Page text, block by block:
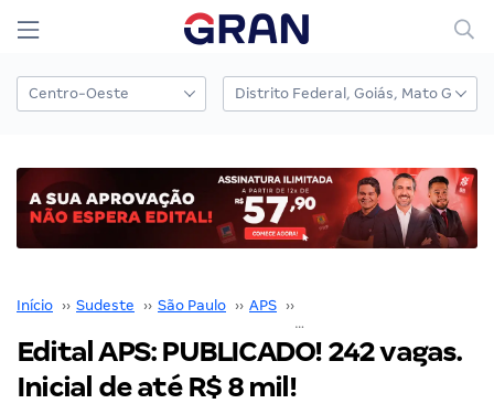
Início ›› Sudeste ›› São Paulo ›› APS ››
Edital APS: PUBLICADO! 242 vagas.
Inicial de até R$ 8 mil!